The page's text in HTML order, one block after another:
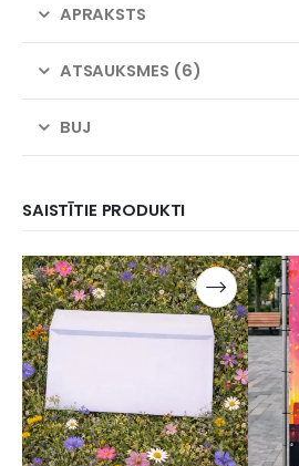
APRAKSTS
ATSAUKSMES (6)
BUJ
SAISTĪTIE PRODUKTI